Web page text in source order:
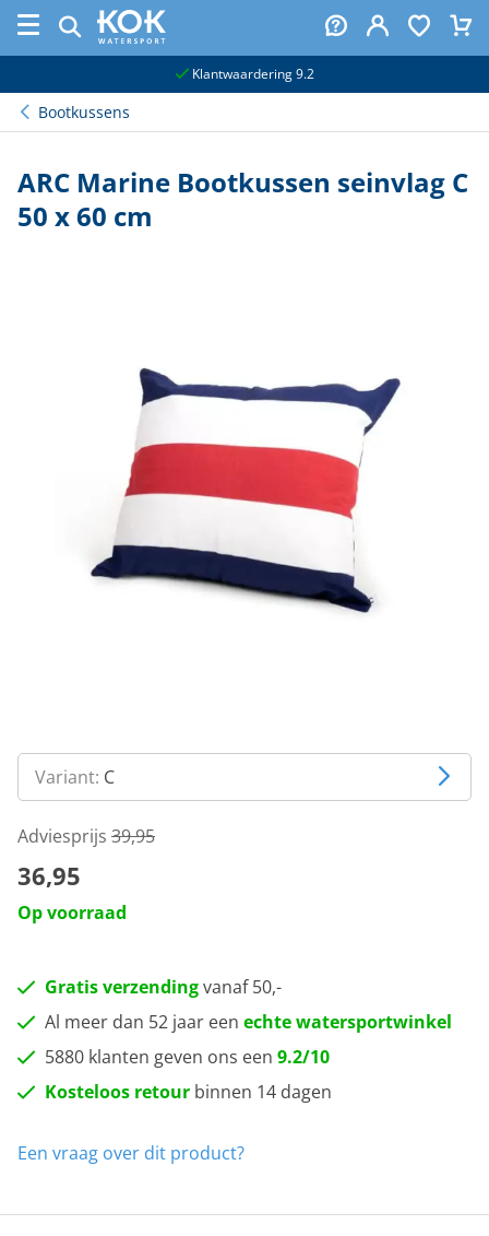
Klantwaardering 9.2
Bootkussens
ARC Marine Bootkussen seinvlag C
50 x 60 cm
Variant: C
Adviesprijs 39,95
36,95
Op voorraad
Gratis verzendingvanaf 50,-
Al meer dan 52 jaar een echte watersportwinkel
5880 klanten geven ons een 9.2/10
Kosteloos retour binnen 14 dagen
Een vraag over dit product?